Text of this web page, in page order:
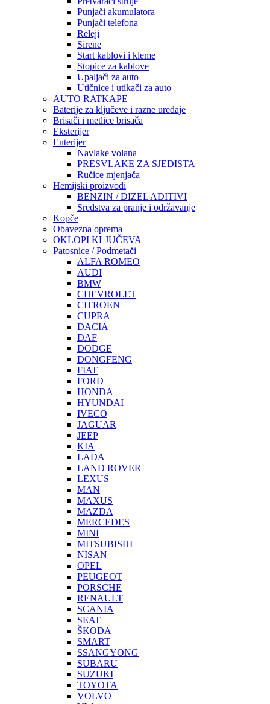
Punjači akumulatora
Punjači telefona
Releji
Sirene
Start kablovi i kleme
Stopice za kablove
Upaljači za auto
Utičnice i utikači za auto
AUTO RATKAPE
Baterije za ključeve i razne uređaje
Brisači i metlice brisača
Eksterijer
Enterijer
Navlake volana
PRESVLAKE ZA SJEDISTA
Ručice mjenjača
Hemijski proizvodi
BENZIN / DIZEL ADITIVI
Sredstva za pranje i održavanje
Kopče
Obavezna oprema
OKLOPI KLJUČEVA
Patosnice / Podmetači
ALFA ROMEO
AUDI
BMW
CHEVROLET
CITROEN
CUPRA
DACIA
DAF
DODGE
DONGFENG
FIAT
FORD
HONDA
HYUNDAI
IVECO
JAGUAR
JEEP
KIA
LADA
LAND ROVER
LEXUS
MAN
MAXUS
MAZDA
MERCEDES
MINI
MITSUBISHI
NISAN
OPEL
PEUGEOT
PORSCHE
RENAULT
SCANIA
SEAT
ŠKODA
SMART
SSANGYONG
SUBARU
SUZUKI
TOYOTA
VOLVO